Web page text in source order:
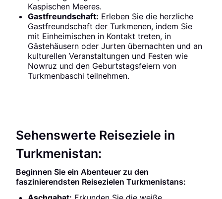
Kaspischen Meeres.
Gastfreundschaft: Erleben Sie die herzliche
Gastfreundschaft der Turkmenen, indem Sie
mit Einheimischen in Kontakt treten, in
Gästehäusern oder Jurten übernachten und an
kulturellen Veranstaltungen und Festen wie
Nowruz und den Geburtstagsfeiern von
Turkmenbaschi teilnehmen.
Sehenswerte Reiseziele in
Turkmenistan:
Beginnen Sie ein Abenteuer zu den
faszinierendsten Reisezielen Turkmenistans: